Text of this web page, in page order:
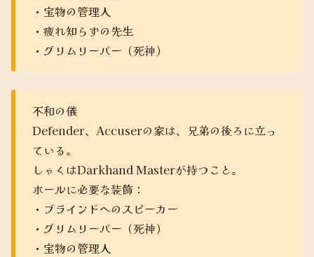
・宝物の管理人
・疲れ知らずの先生
・グリムリーパー（死神）
不和の儀
Defender、Accuserの家は、兄弟の後ろに立っ
ている。
しゃくはDarkhand Masterが持つこと。
ホールに必要な装飾：
・ブラインドへのスピーカー
・グリムリーパー（死神）
・宝物の管理人